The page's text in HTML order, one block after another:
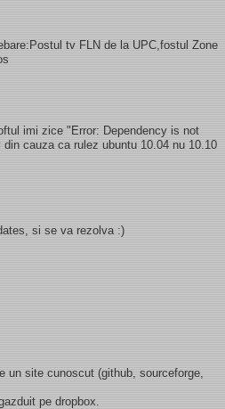
tv FLN de la UPC,fostul Zone
imi zice "Error: Dependency is not
cauza ca rulez ubuntu 10.04 nu 10.10
si se va rezolva :)
site cunoscut (github, sourceforge,
pe dropbox.